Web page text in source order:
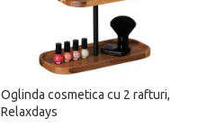
Oglinda cosmetica cu 2 rafturi,
Relaxdays